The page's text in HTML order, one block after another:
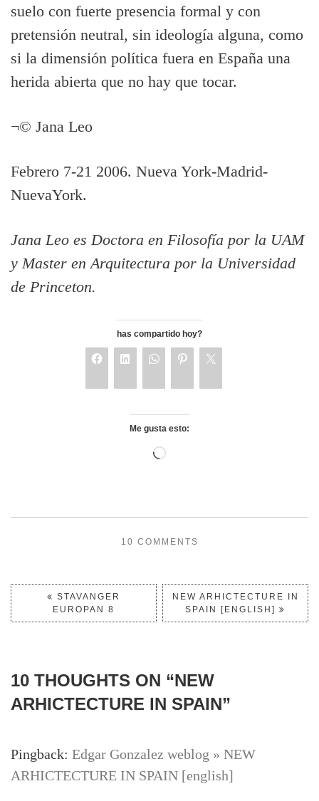
suelo con fuerte presencia formal y con
pretensión neutral, sin ideologí­a alguna, como
si la dimensión polí­tica fuera en España una
herida abierta que no hay que tocar.
¬© Jana Leo
Febrero 7-21 2006. Nueva York-Madrid-
NuevaYork.
Jana Leo es Doctora en Filosofí­a por la UAM
y Master en Arquitectura por la Universidad
de Princeton.
has compartido hoy?
Me gusta esto:
10 COMMENTS
STAVANGER
EUROPAN 8
NEW ARHICTECTURE IN
SPAIN [ENGLISH]
10 THOUGHTS ON “NEW
ARHICTECTURE IN SPAIN”
Pingback: Edgar Gonzalez weblog » NEW
ARHICTECTURE IN SPAIN [english]